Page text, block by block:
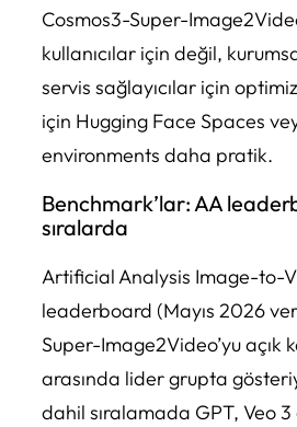
Cosmos3-Super-
kullanıcılar için değil,
servis sağlayıcılar için
için Hugging Face Spaces
environments daha pratik.
Benchmark’lar: AA
sıralarda
Artificial Analysis Image-to-
leaderboard (Mayıs 2026
Super-Image2Video’yu açık
arasında lider grupta
dahil sıralamada GPT, Veo